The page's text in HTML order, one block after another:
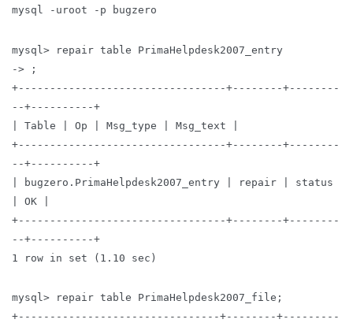
mysql -uroot -p bugzero
mysql> repair table PrimaHelpdesk2007_entry
-> ;
+---------------------------------+--------+--------
--+----------+
| Table | Op | Msg_type | Msg_text |
+---------------------------------+--------+--------
--+----------+
| bugzero.PrimaHelpdesk2007_entry | repair | status
| OK |
+---------------------------------+--------+--------
--+----------+
1 row in set (1.10 sec)
mysql> repair table PrimaHelpdesk2007_file;
+--------------------------------+--------+---------